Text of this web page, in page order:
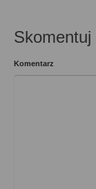
Skomentuj
Komentarz